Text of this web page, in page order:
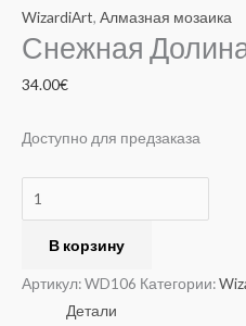
WizardiArt, Алмазная мозаика
Снежная
34.00€
Доступно для предзаказа
Долина
WD106
В корзину
Артикул:WD106 Категории:
Детали